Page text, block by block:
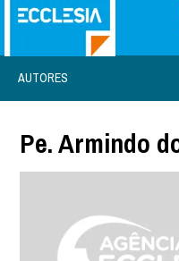
AUTORES
Pe. Armindo